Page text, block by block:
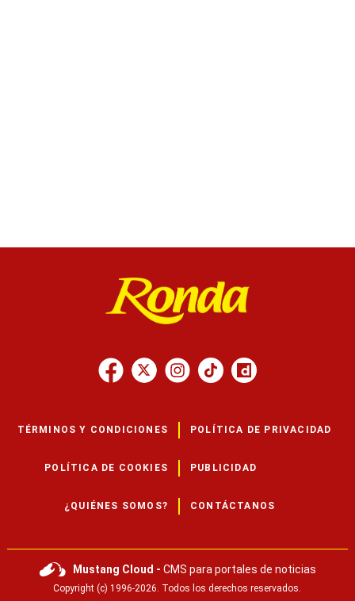
TÉRMINOS Y CONDICIONES POLÍTICA DE PRIVACIDAD
POLÍTICA DE COOKIES PUBLICIDAD
¿QUIÉNES SOMOS? CONTÁCTANOS
Mustang Cloud - CMS para portales de noticias
Copyright (c) 1996-2026. Todos los derechos reservados.